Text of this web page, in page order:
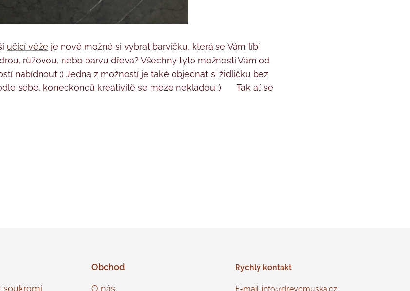
učící věže je nově možné si vybrat barvičku, která se Vám líbí ♥
růžovou, nebo barvu dřeva? Všechny tyto možnosti Vám od
nabídnout :) Jedna z možností je také objednat si židličku bez
sebe, koneckonců kreativitě se meze nekladou :) ♥ Tak ať se
soukromí
Obchod
O nás
Rychlý kontakt
E-mail: info@drevomuska.cz